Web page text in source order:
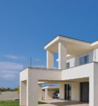
Infissi: sistema Secco
Finitura: zincato
Finitura accessori: